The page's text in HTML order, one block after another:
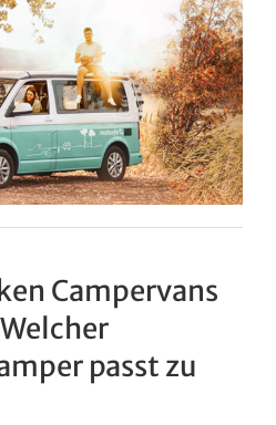
Campervans
passt zu